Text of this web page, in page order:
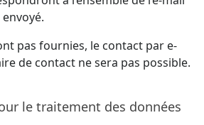
pas fournies, le contact par e-
de contact ne sera pas possible.
le traitement des données